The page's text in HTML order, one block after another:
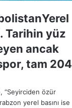
Yerel
Tarihin yüz
ancak
tam 204
“Seyirciden özür
yerel basını ise